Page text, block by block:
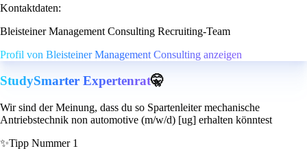
Kontaktdaten:
Bleisteiner Management Consulting Recruiting-Team
Profil von Bleisteiner Management Consulting anzeigen
StudySmarter Expertenrat🤫
Wir sind der Meinung, dass du so Spartenleiter mechanische
Antriebstechnik non automotive (m/w/d) [ug] erhalten könntest
✨Tipp Nummer 1